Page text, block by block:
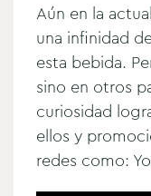
Aún en la
una infinidad
esta bebida.
sino en otros
curiosidad
ellos y
redes como: